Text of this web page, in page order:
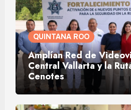
QUINTANA ROO
Amplían Red de
Central Vallarta y la
Cenotes